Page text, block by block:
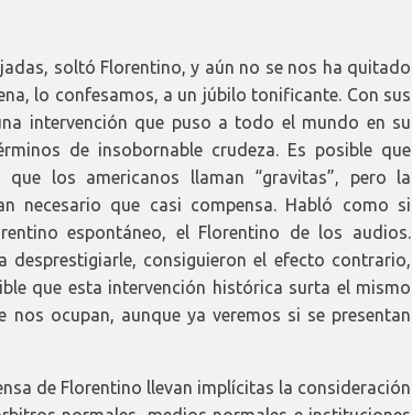
soltó Florentino, y aún no se nos ha quitado
lo confesamos, a un júbilo tonificante. Con sus
intervención que puso a todo el mundo en su
de insobornable crudeza. Es posible que
los americanos llaman “gravitas”, pero la
necesario que casi compensa. Habló como si
espontáneo, el Florentino de los audios.
consiguieron el efecto contrario,
que esta intervención histórica surta el mismo
ocupan, aunque ya veremos si se presentan
de Florentino llevan implícitas la consideración